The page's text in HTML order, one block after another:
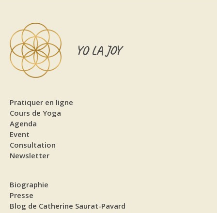
YO LA JOY
Pratiquer en ligne
Cours de Yoga
Agenda
Event
Consultation
Newsletter
Biographie
Presse
Blog de Catherine Saurat-Pavard